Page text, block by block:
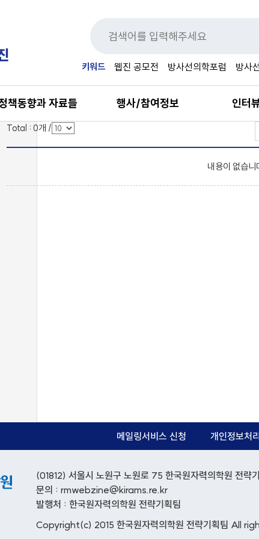
키워드 웹진 공모전 방사선의학포럼 방사
책동향과 자료들 행사/참여정보 인터
Total : 0개 /
내용이 없습니
메일링서비스 신청 개인정보처
(01812) 서울시 노원구 노원로 75 한국원자력의학원 전략
문의 : rmwebzine@kirams.re.kr
발행처 : 한국원자력의학원 전략기획팀
Copyright(c) 2015 한국원자력의학원 전략기획팀 All